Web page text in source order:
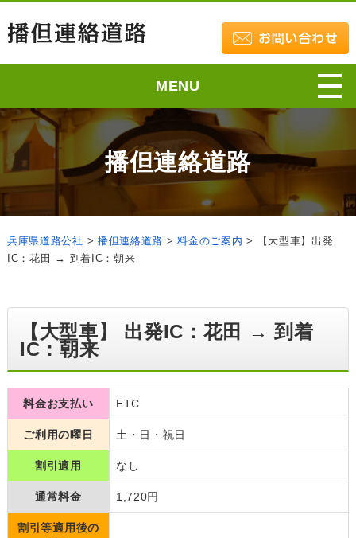
MENU
播但連絡道路
兵庫県道路公社 > 播但連絡道路 >料金のご案内 >
【大型車】出発
IC：花田 → 到着IC：朝来
【大型車】 出発IC：花田 → 到着
IC：朝来
料金お支払い ETC
ご利用の曜日 土・日・祝日
割引適用 なし
通常料金 1,720円
割引等適用後の